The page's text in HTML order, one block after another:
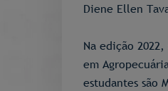
Diene Ellen
Na edição
em
estudantes são